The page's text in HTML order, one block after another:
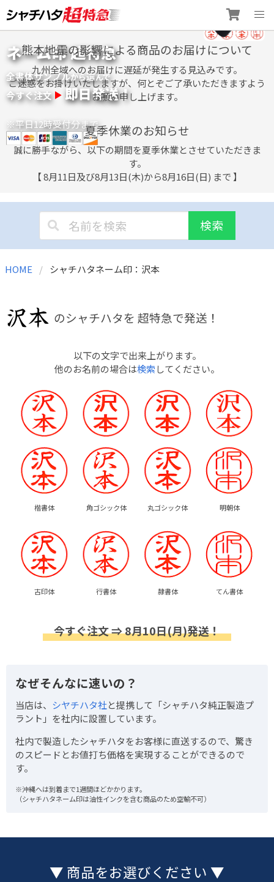
to
content
ネーム印 超特急
全書体サンプルから選んで
今すぐ注文 即日発送！
※平日12時受付分まで
熊本地震の影響による商品のお届けについて
九州全域へのお届けに遅延が発生する見込みです。
ご迷惑をお掛けいたしますが、何とぞご了承いただきますよう
お願い申し上げます。
夏季休業のお知らせ
誠に勝手ながら、以下の期間を夏季休業とさせていただきま
す。
【 8月11日及び8月13日(木)から8月16日(日) まで 】
検索
HOME シャチハタネーム印：沢本
のシャチハタを 超特急で発送！
以下の文字で出来上がります。
他のお名前の場合は検索してください。
楷書体 角ゴシック体 丸ゴシック体 明朝体
古印体 行書体 隷書体 てん書体
今すぐ注文 ⇒ 8月10日(月)発送！
なぜそんなに速いの？
当店は、 シヤチハタ社と提携して「シャチハタ純正製造プ
ラント」を社内に設置しています。
社内で製造したシャチハタをお客様に直送するので、驚き
のスピードとお値打ち価格を実現することができるので
す。
※沖縄へは到着まで1週間ほどかかります。
（シャチハタネーム印は油性インクを含む商品のため空輸不可）
▼ 商品をお選びください ▼